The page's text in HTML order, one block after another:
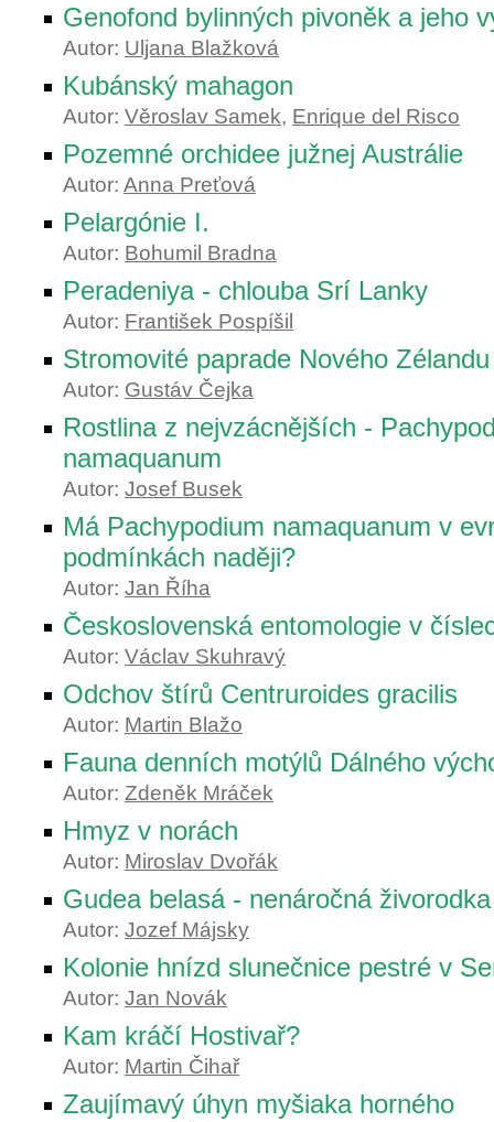
Genofond bylinných pivoněk a jeho
Autor: Uljana Blažková
Kubánský mahagon
Autor: Věroslav Samek, Enrique del Risco
Pozemné orchidee južnej Austrálie
Autor: Anna Preťová
Pelargónie I.
Autor: Bohumil Bradna
Peradeniya - chlouba Srí Lanky
Autor: František Pospíšil
Stromovité paprade Nového Zélandu
Autor: Gustáv Čejka
Rostlina z nejvzácnějších -
namaquanum
Autor: Josef Busek
Má Pachypodium namaquanum v
podmínkách naději?
Autor: Jan Říha
Československá entomologie v
Autor: Václav Skuhravý
Odchov štírů Centruroides gracilis
Autor: Martin Blažo
Fauna denních motýlů Dálného
Autor: Zdeněk Mráček
Hmyz v norách
Autor: Miroslav Dvořák
Gudea belasá - nenáročná živorodka
Autor: Jozef Májsky
Kolonie hnízd slunečnice pestré v
Autor: Jan Novák
Kam kráčí Hostivař?
Autor: Martin Čihař
Zaujímavý úhyn myšiaka horného